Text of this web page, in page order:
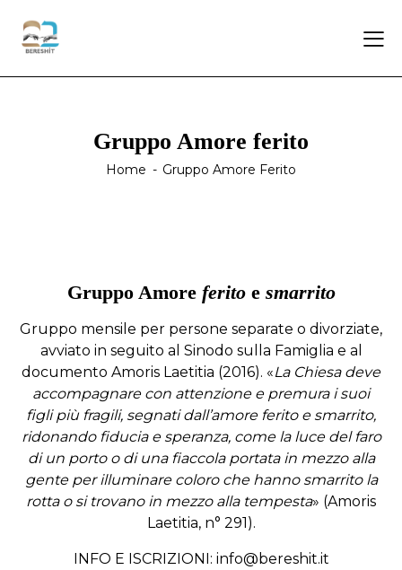
Gruppo Amore ferito
Home Gruppo Amore Ferito
Gruppo Amore feritoe smarrito
Gruppo mensile per persone separate o divorziate,
avviato in seguito al Sinodo sulla Famiglia e al
documento Amoris Laetitia (2016). «La Chiesa deve
accompagnare con attenzione e premura i suoi
figli più fragili, segnati dall’amore ferito e smarrito,
ridonando fiducia e speranza, come la luce del faro
di un porto o di una fiaccola portata in mezzo alla
gente per illuminare coloro che hanno smarrito la
rotta o si trovano in mezzo alla tempesta» (Amoris
Laetitia, n° 291).
INFO E ISCRIZIONI: info@bereshit.it